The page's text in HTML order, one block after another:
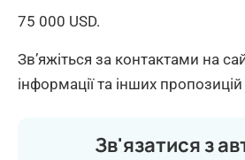
75 000 USD.
Зв’яжіться за контактами на
інформації та інших
Зв'язатися з